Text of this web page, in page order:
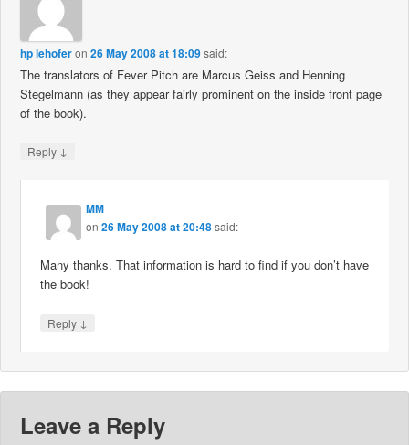
hp lehoferon26 May 2008 at 18:09said:
The translators of Fever Pitch are Marcus Geiss and Henning
Stegelmann (as they appear fairly prominent on the inside front page
of the book).
Reply ↓
MM
on26 May 2008 at 20:48said:
Many thanks. That information is hard to find if you don’t have
the book!
Reply ↓
Leave a Reply